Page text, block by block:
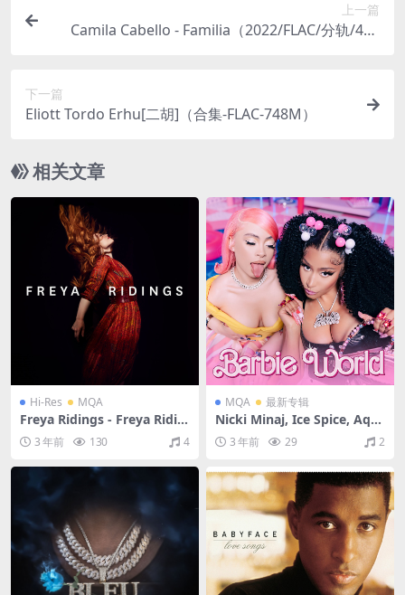
上一篇
Camila Cabello - Familia（2022/FLAC/分轨/406
下一篇
Eliott Tordo Erhu[二胡]（合集-FLAC-748M）
相关文章
Hi-Res MQA
Freya Ridings - Freya Ridin
gs（2019/FLAC/EP分轨/465
M）(MQA/24bit/44.1kHz)
3 年前 130 4
MQA 最新专辑
Nicki Minaj, Ice Spice, Aqu
a - Barbie World (with Aqu
a) [From Barbie The Albu
EP分轨/97.6M）(MQA/16bi
t/44.1kHz)
3 年前 29 2